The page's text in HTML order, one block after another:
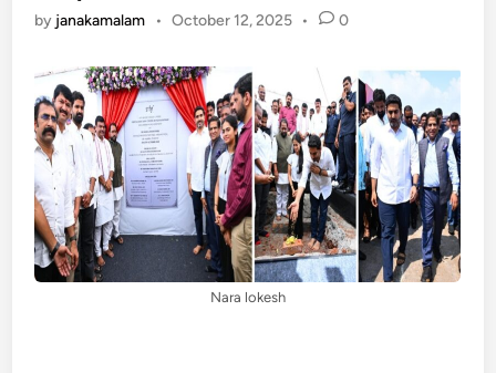
by janakamalam • October 12, 2025 • 0
Nara lokesh